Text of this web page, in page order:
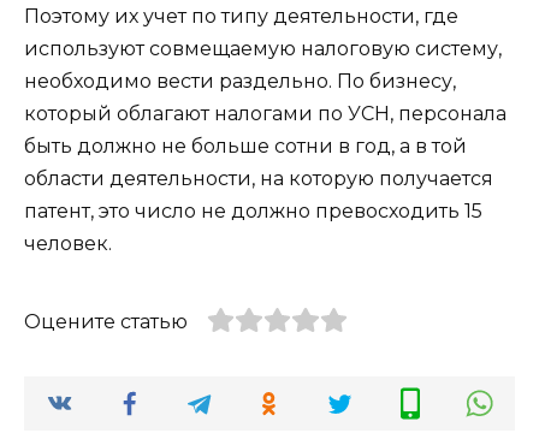
Поэтому их учет по типу деятельности, где
используют совмещаемую налоговую систему,
необходимо вести раздельно. По бизнесу,
который облагают налогами по УСН, персонала
быть должно не больше сотни в год, а в той
области деятельности, на которую получается
патент, это число не должно превосходить 15
человек.
Оцените статью